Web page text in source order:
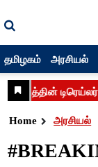
தமிழகம் அரசியல்
Home அரசியல்